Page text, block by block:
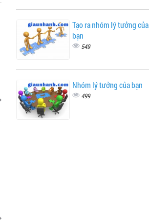
Tạo ra nhóm lý tưởng của
bạn
549
Nhóm lý tưởng của bạn
499